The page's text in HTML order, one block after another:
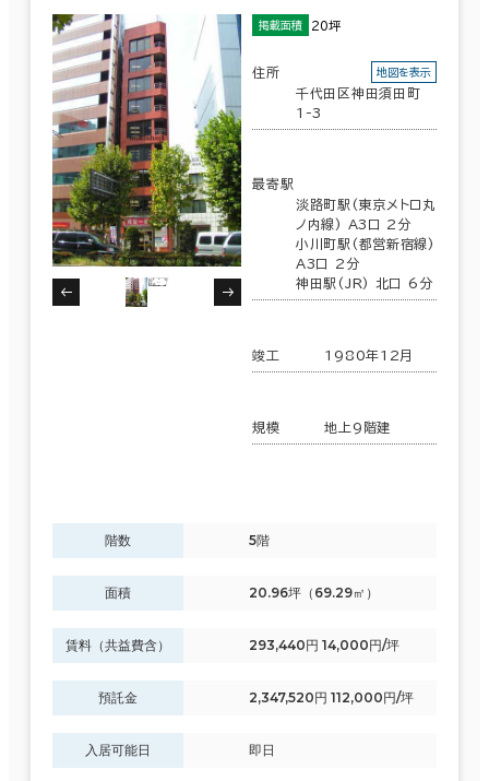
掲載面積 20坪
住所
千代田区神田須田町
1-3
地図を表示
最寄駅
淡路町駅(東京メトロ丸
ノ内線) A3口 2分
小川町駅(都営新宿線)
A3口 2分
神田駅(JR) 北口 6分
竣工 1980年12月
規模 地上9階建
階数 5階
面積 20.96坪（69.29㎡）
賃料（共益費含） 293,440円 14,000円/坪
預託金 2,347,520円 112,000円/坪
入居可能日 即日